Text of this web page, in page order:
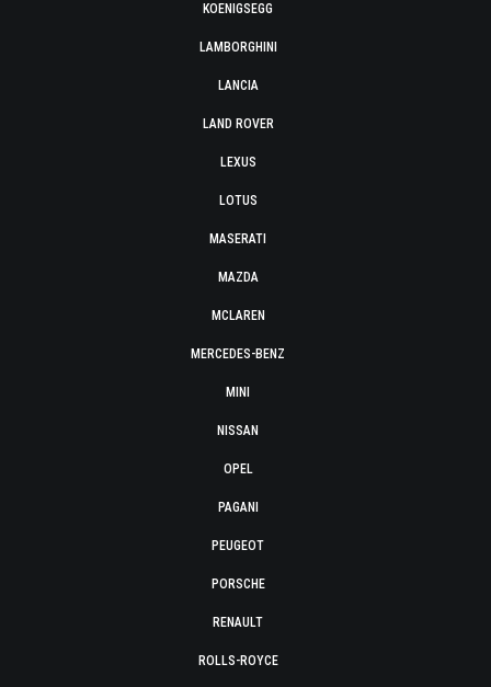
KOENIGSEGG
LAMBORGHINI
LANCIA
LAND ROVER
LEXUS
LOTUS
MASERATI
MAZDA
MCLAREN
MERCEDES-BENZ
MINI
NISSAN
OPEL
PAGANI
PEUGEOT
PORSCHE
RENAULT
ROLLS-ROYCE